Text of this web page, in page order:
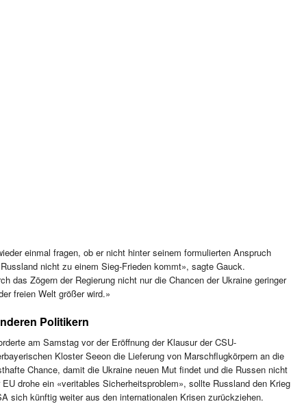
einmal fragen, ob er nicht hinter seinem formulierten Anspruch
nicht zu einem Sieg-Frieden kommt», sagte Gauck.
das Zögern der Regierung nicht nur die Chancen der Ukraine geringer
freien Welt größer wird.»
Politikern
am Samstag vor der Eröffnung der Klausur der CSU-
Kloster Seeon die Lieferung von Marschflugkörpern an die
Chance, damit die Ukraine neuen Mut findet und die Russen nicht
drohe ein «veritables Sicherheitsproblem», sollte Russland den Krieg
sich künftig weiter aus den internationalen Krisen zurückziehen.